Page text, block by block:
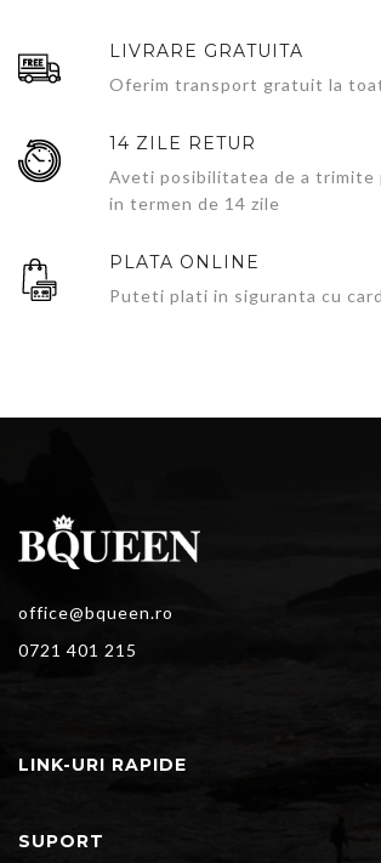
LIVRARE GRATUITA
Oferim transport gratuit la
14 ZILE RETUR
Aveti posibilitatea de a trimite
in termen de 14 zile
PLATA ONLINE
Puteti plati in siguranta cu
office@bqueen.ro
0721 401 215
LINK-URI RAPIDE
SUPORT